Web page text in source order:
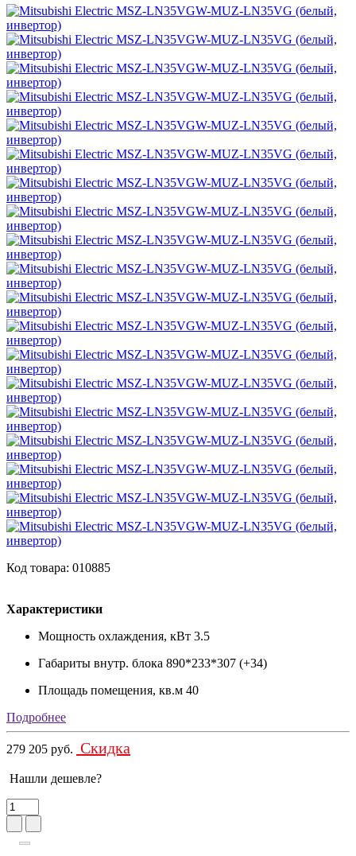
Код товара: 010885
Характеристики
Мощность охлаждения, кВт 3.5
Габариты внутр. блока 890*233*307 (+34)
Площадь помещения, кв.м 40
Подробнее
279 205 руб. Скидка
Нашли дешевле?